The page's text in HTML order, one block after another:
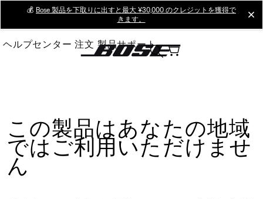
Main
💰 Bose 製品を下取りに出すと最大 ¥30,000 のクレジットを獲得で
きます。
ヘルプセンター 注文 製品サポート
この製品はあなたの地域
ではご利用いただけませ
ん